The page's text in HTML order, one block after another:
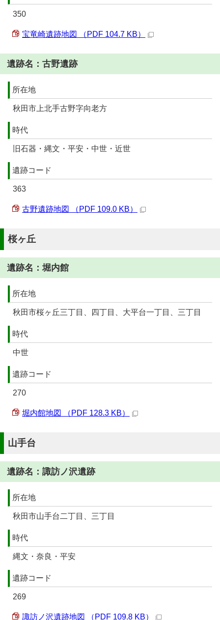
350
宝竜崎遺跡地図 （PDF 104.7 KB）
遺跡名：古野遺跡
所在地
秋田市上北手古野字向老方
時代
旧石器・縄文・平安・中世・近世
遺跡コード
363
古野遺跡地図 （PDF 109.0 KB）
桜ヶ丘
遺跡名：堀内館
所在地
秋田市桜ヶ丘三丁目、四丁目、大平台一丁目、三丁目
時代
中世
遺跡コード
270
堀内館地図 （PDF 128.3 KB）
山手台
遺跡名：諏訪ノ沢遺跡
所在地
秋田市山手台二丁目、三丁目
時代
縄文・奈良・平安
遺跡コード
269
諏訪ノ沢遺跡地図 （PDF 109.8 KB）